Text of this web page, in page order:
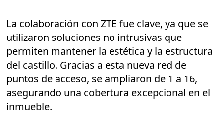
La colaboración con ZTE fue clave, ya que se
utilizaron soluciones no intrusivas que
permiten mantener la estética y la estructura
del castillo. Gracias a esta nueva red de
puntos de acceso, se ampliaron de 1 a 16,
asegurando una cobertura excepcional en el
inmueble.